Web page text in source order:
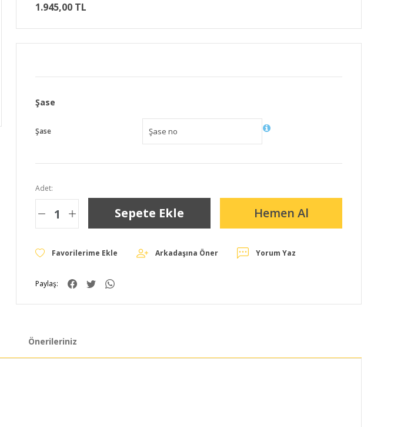
1.945,00 TL
Şase
Şase
Adet:
Sepete Ekle Hemen Al
Arkadaşına Öner Yorum Yaz
Paylaş:
Önerileriniz